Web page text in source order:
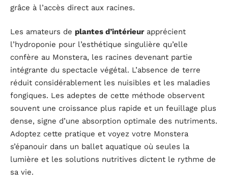
grâce à l’accès direct aux racines.
Les amateurs de plantes d’intérieurapprécient
l’hydroponie pour l’esthétique singulière qu’elle
confère au Monstera, les racines devenant partie
intégrante du spectacle végétal. L’absence de terre
réduit considérablement les nuisibles et les maladies
fongiques. Les adeptes de cette méthode observent
souvent une croissance plus rapide et un feuillage plus
dense, signe d’une absorption optimale des nutriments.
Adoptez cette pratique et voyez votre Monstera
s’épanouir dans un ballet aquatique où seules la
lumière et les solutions nutritives dictent le rythme de
sa vie.